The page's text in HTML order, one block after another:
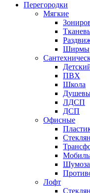
Перегородки
Мягкие
Ширмы
ПВХ
Школа
ЛДСП
ДСП
Офисные
Лофт